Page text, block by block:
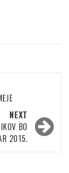
NEXT
BO
2015.